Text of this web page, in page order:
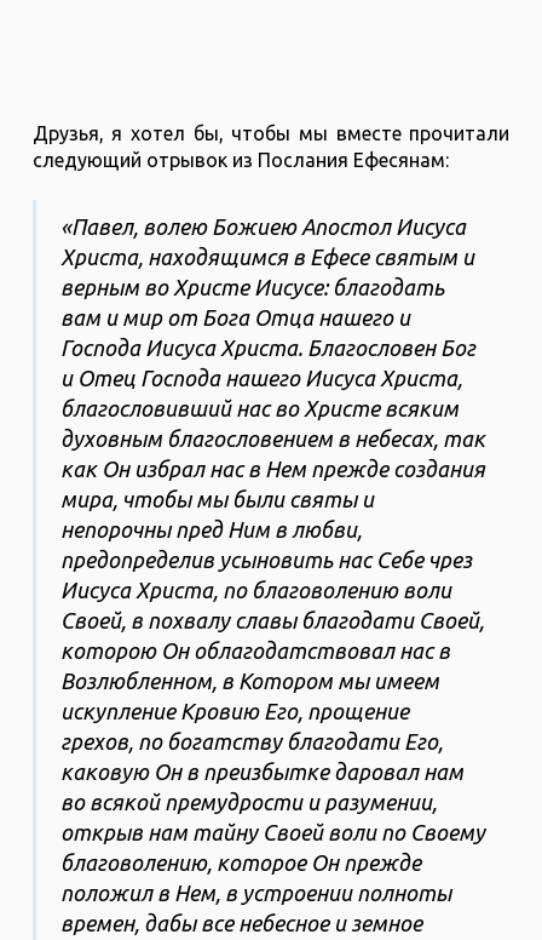
Друзья, я хотел бы, чтобы мы вместе прочитали
следующий отрывок из Послания Ефесянам:
«Павел, волею Божиею Апостол Иисуса
Христа, находящимся в Ефесе святым и
верным во Христе Иисусе: благодать
вам и мир от Бога Отца нашего и
Господа Иисуса Христа. Благословен Бог
и Отец Господа нашего Иисуса Христа,
благословивший нас во Христе всяким
духовным благословением в небесах, так
как Он избрал нас в Нем прежде создания
мира, чтобы мы были святы и
непорочны пред Ним в любви,
предопределив усыновить нас Себе чрез
Иисуса Христа, по благоволению воли
Своей, в похвалу славы благодати Своей,
которою Он облагодатствовал нас в
Возлюбленном, в Котором мы имеем
искупление Кровию Его, прощение
грехов, по богатству благодати Его,
каковую Он в преизбытке даровал нам
во всякой премудрости и разумении,
открыв нам тайну Своей воли по Своему
благоволению, которое Он прежде
положил в Нем, в устроении полноты
времен, дабы все небесное и земное